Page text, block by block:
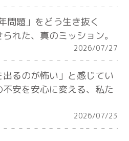
問題」をどう生き抜く
れた、真のミッション。
2026/07/27
出るのが怖い」と感じてい
安を安心に変える、私た
2026/07/23